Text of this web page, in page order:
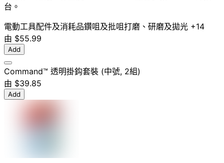
台。
電動工具配件及消耗品鑽咀及批咀打磨、研磨及拋光 +14
由 $55.99
Add
Command™ 透明掛鈎套裝 (中號, 2組)
由 $39.85
Add